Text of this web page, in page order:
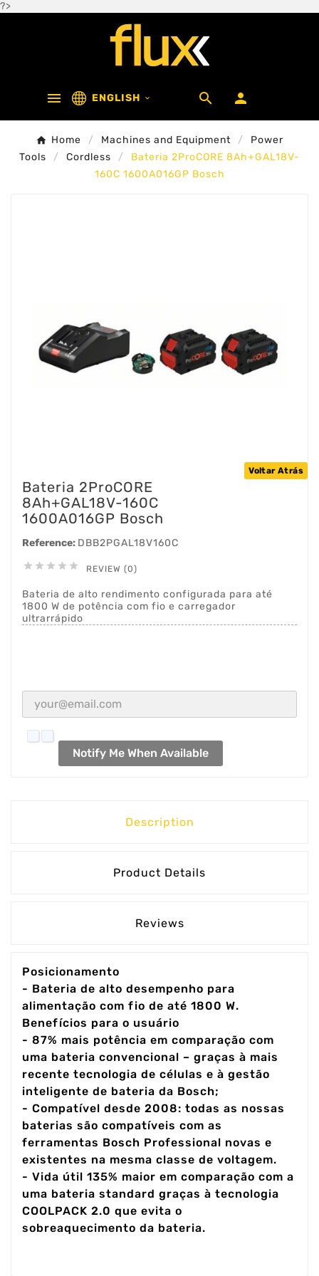
?>
 ENGLISH   
Home Machines and Equipment
Power
Tools
Cordless
Bateria 2ProCORE 8Ah+GAL18V-
160C 1600A016GP Bosch
Voltar Atrás
Bateria 2ProCORE
8Ah+GAL18V-160C
1600A016GP Bosch
Reference: DBB2PGAL18V160C
     REVIEW (0)
Bateria de alto rendimento configurada para até
1800 W de potência com fio e carregador
ultrarrápido
Notify Me When Available
Description
Product Details
Reviews
Posicionamento
- Bateria de alto desempenho para
alimentação com fio de até 1800 W.
Benefícios para o usuário
- 87% mais potência em comparação com
uma bateria convencional – graças à mais
recente tecnologia de células e à gestão
inteligente de bateria da Bosch;
- Compatível desde 2008: todas as nossas
baterias são compatíveis com as
ferramentas Bosch Professional novas e
existentes na mesma classe de voltagem.
- Vida útil 135% maior em comparação com a
uma bateria standard graças à tecnologia
COOLPACK 2.0 que evita o
sobreaquecimento da bateria.